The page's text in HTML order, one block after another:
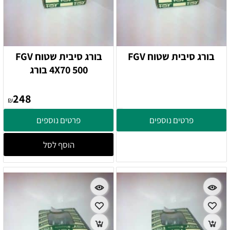
בורג סיבית שטוח FGV
פרטים נוספים
בורג סיבית שטוח FGV
4X70 500 בורג
₪248
פרטים נוספים
הוסף לסל